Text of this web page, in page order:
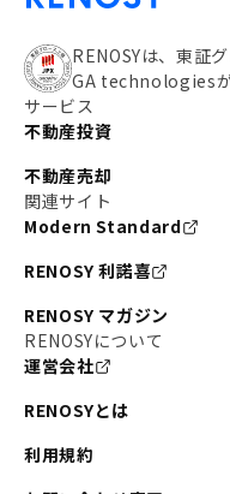
RENOSYは、東証
GA technologiesが
サービス
不動産投資
不動産売却
関連サイト
Modern Standard
RENOSY 利諾喜
RENOSY マガジン
RENOSYについて
運営会社
RENOSYとは
利用規約